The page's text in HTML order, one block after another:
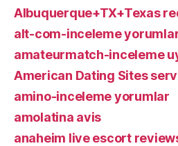
Albuquerque+TX+Texas
alt-com-inceleme
amateurmatch-inceleme
American Dating Sites
amino-inceleme yorumlar
amolatina avis
anaheim live escort